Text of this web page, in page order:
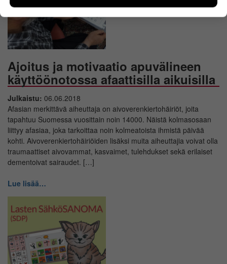
Ajoitus ja motivaatio apuvälineen
käyttöönotossa afaattisilla aikuisilla
Julkaistu: 06.06.2018
Afasian merkittävä aiheuttaja on aivoverenkiertohäiriöt, joita
tapahtuu Suomessa vuosittain noin 14000. Näistä kolmasosaan
liittyy afasiaa, joka tarkoittaa noin kolmeatoista ihmistä päivää
kohti. Aivoverenkiertohäiriöiden lisäksi muita aiheuttajia voivat olla
traumaattiset aivovammat, kasvaimet, tulehdukset sekä erilaiset
dementoivat sairaudet. […]
Lue lisää…
henkilötietoja kuten nimiä, eikä tietoja voi yhdistää
yksittäiseen käyttäjään.
Voit valita, hyväksytkö näiden evästeiden käytön.